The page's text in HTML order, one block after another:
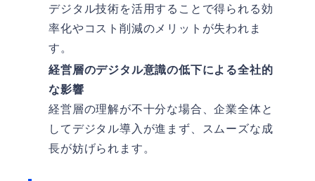
デジタル技術を活用することで得られる効
率化やコスト削減のメリットが失われま
す。
経営層のデジタル意識の低下による全社的
な影響
経営層の理解が不十分な場合、企業全体と
してデジタル導入が進まず、スムーズな成
長が妨げられます。